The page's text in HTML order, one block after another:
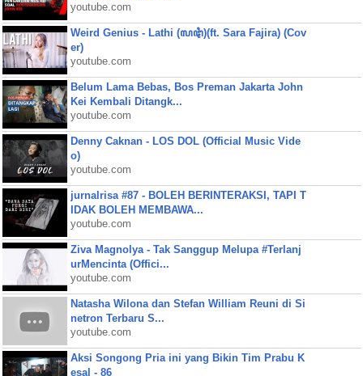
youtube.com
Weird Genius - Lathi (ꦭꦛꦶ)(ft. Sara Fajira) (Cov
er)
youtube.com
Belum Lama Bebas, Bos Preman Jakarta John
Kei Kembali Ditangk...
youtube.com
Denny Caknan - LOS DOL (Official Music Vide
o)
youtube.com
jurnalrisa #87 - BOLEH BERINTERAKSI, TAPI T
IDAK BOLEH MEMBAWA...
youtube.com
Ziva Magnolya - Tak Sanggup Melupa #Terlanj
urMencinta (Offici...
youtube.com
Natasha Wilona dan Stefan William Reuni di Si
netron Terbaru S...
youtube.com
Aksi Songong Pria ini yang Bikin Tim Prabu K
esal - 86